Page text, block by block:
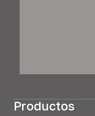
Productos